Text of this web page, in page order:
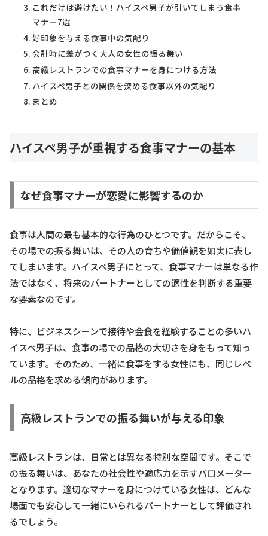
これだけは避けたい！ハイスペ男子が引いてしまう食事
マナー7選
好印象を与える食事中の気配り
会計時に差がつく大人の女性の振る舞い
高級レストランでの食事マナーを身につける方法
ハイスペ男子との関係を深める食事以外の気配り
まとめ
ハイスペ男子が重視する食事マナーの基本
なぜ食事マナーが恋愛に影響するのか
食事は人間の最も基本的な行為のひとつです。だからこそ、
その場での振る舞いは、その人の育ちや価値観を如実に表し
てしまいます。ハイスペ男子にとって、食事マナーは単なる作
法ではなく、将来のパートナーとしての適性を判断する重要
な要素なのです。
特に、ビジネスシーンで接待や会食を経験することの多いハ
イスペ男子は、食事の場での品格の大切さを身をもって知っ
ています。そのため、一緒に食事をする女性にも、同じレベ
ルの品格を求める傾向があります。
高級レストランでの振る舞いが与える印象
高級レストランは、日常とは異なる特別な空間です。そこで
の振る舞いは、あなたの社会性や適応力を示すバロメーター
となります。適切なマナーを身につけている女性は、どんな
場面でも安心して一緒にいられるパートナーとして評価され
るでしょう。